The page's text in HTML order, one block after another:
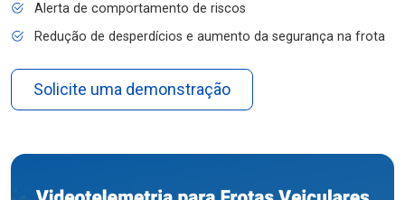
Alerta de comportamento de riscos
Redução de desperdícios e aumento da segurança na frota
Solicite uma demonstração